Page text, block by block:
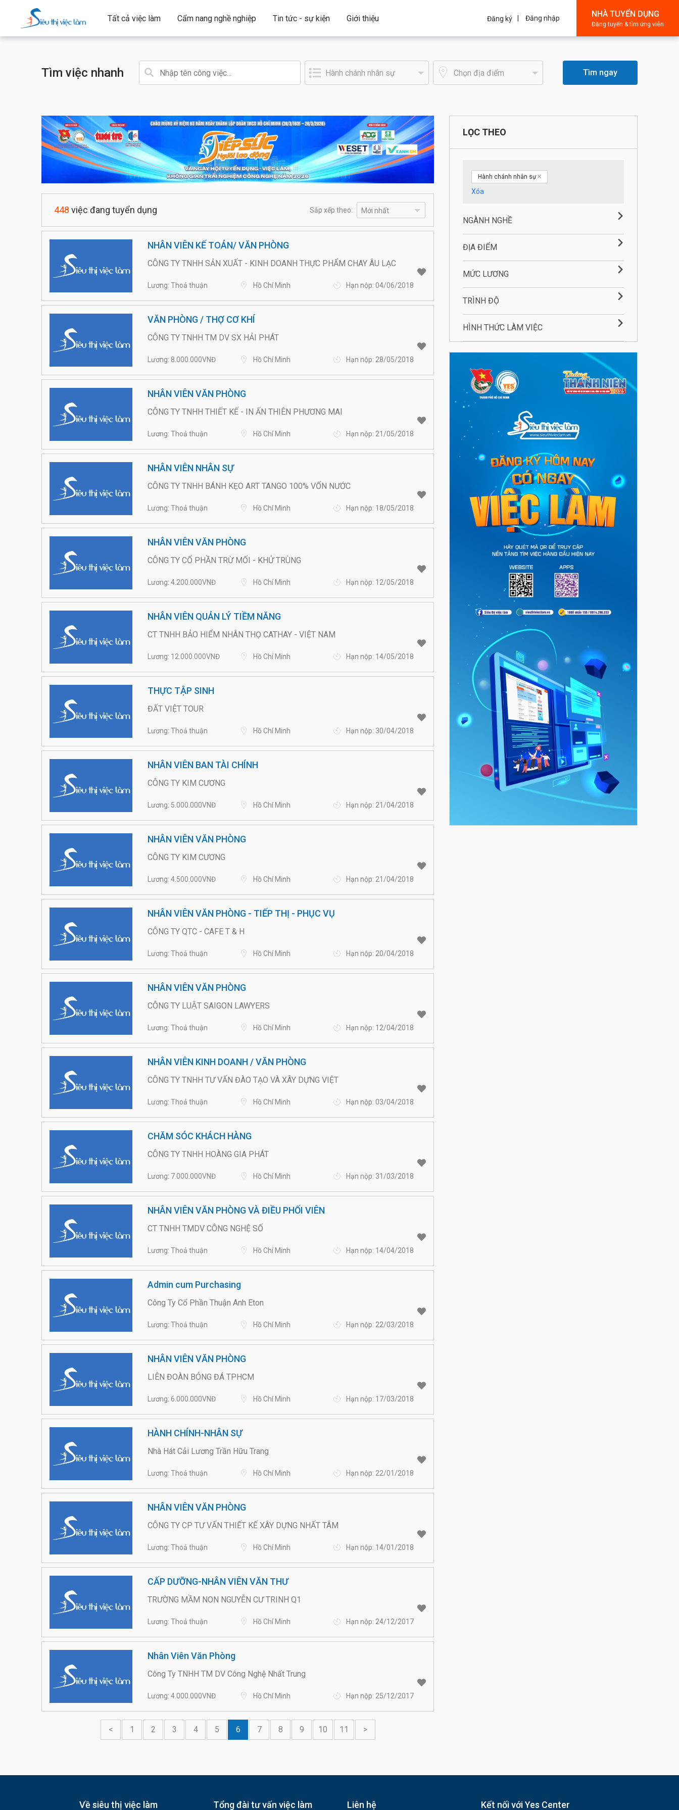
Tất cả việc làm Cẩm nang nghề nghiệp Tin tức - sự kiện Giới thiệu Đăng ký Đăng nhập NHÀ TUYỂN DỤNG
Đăng tuyển & tìm ứng viên
Tìm việc nhanh Tìm ngay
448 việc đang tuyển dụng Sắp xếp theo:
NHÂN VIÊN KẾ TOÁN/ VĂN PHÒNG
CÔNG TY TNHH SẢN XUẤT - KINH DOANH THỰC PHẨM CHAY ÂU LẠC
Lương: Thoả thuận Hồ Chí Minh Hạn nộp: 04/06/2018
VĂN PHÒNG / THỢ CƠ KHÍ
CÔNG TY TNHH TM DV SX HẢI PHÁT
Lương: 8.000.000VNĐ Hồ Chí Minh Hạn nộp: 28/05/2018
NHÂN VIÊN VĂN PHÒNG
CÔNG TY TNHH THIẾT KẾ - IN ẤN THIÊN PHƯƠNG MAI
Lương: Thoả thuận Hồ Chí Minh Hạn nộp: 21/05/2018
NHÂN VIÊN NHÂN SỰ
CÔNG TY TNHH BÁNH KẸO ART TANGO 100% VỐN NƯỚC
Lương: Thoả thuận Hồ Chí Minh Hạn nộp: 18/05/2018
NHÂN VIÊN VĂN PHÒNG
CÔNG TY CỔ PHẦN TRỪ MỐI - KHỬ TRÙNG
Lương: 4.200.000VNĐ Hồ Chí Minh Hạn nộp: 12/05/2018
NHÂN VIÊN QUẢN LÝ TIỀM NĂNG
CT TNHH BẢO HIỂM NHÂN THỌ CATHAY - VIỆT NAM
Lương: 12.000.000VNĐ Hồ Chí Minh Hạn nộp: 14/05/2018
THỰC TẬP SINH
ĐẤT VIỆT TOUR
Lương: Thoả thuận Hồ Chí Minh Hạn nộp: 30/04/2018
NHÂN VIÊN BAN TÀI CHÍNH
CÔNG TY KIM CƯƠNG
Lương: 5.000.000VNĐ Hồ Chí Minh Hạn nộp: 21/04/2018
NHÂN VIÊN VĂN PHÒNG
CÔNG TY KIM CƯƠNG
Lương: 4.500.000VNĐ Hồ Chí Minh Hạn nộp: 21/04/2018
NHÂN VIÊN VĂN PHÒNG - TIẾP THỊ - PHỤC VỤ
CÔNG TY QTC - CAFE T & H
Lương: Thoả thuận Hồ Chí Minh Hạn nộp: 20/04/2018
NHÂN VIÊN VĂN PHÒNG
CÔNG TY LUẬT SAIGON LAWYERS
Lương: Thoả thuận Hồ Chí Minh Hạn nộp: 12/04/2018
NHÂN VIÊN KINH DOANH / VĂN PHÒNG
CÔNG TY TNHH TƯ VẤN ĐÀO TẠO VÀ XÂY DỰNG VIỆT
Lương: Thoả thuận Hồ Chí Minh Hạn nộp: 03/04/2018
CHĂM SÓC KHÁCH HÀNG
CÔNG TY TNHH HOÀNG GIA PHÁT
Lương: 7.000.000VNĐ Hồ Chí Minh Hạn nộp: 31/03/2018
NHÂN VIÊN VĂN PHÒNG VÀ ĐIỀU PHỐI VIÊN
CT TNHH TMDV CÔNG NGHỆ SỐ
Lương: Thoả thuận Hồ Chí Minh Hạn nộp: 14/04/2018
Admin cum Purchasing
Công Ty Cổ Phần Thuận Anh Eton
Lương: Thoả thuận Hồ Chí Minh Hạn nộp: 22/03/2018
NHÂN VIÊN VĂN PHÒNG
LIÊN ĐOÀN BÓNG ĐÁ TPHCM
Lương: 6.000.000VNĐ Hồ Chí Minh Hạn nộp: 17/03/2018
HÀNH CHÍNH-NHÂN SỰ
Nhà Hát Cải Lương Trần Hữu Trang
Lương: Thoả thuận Hồ Chí Minh Hạn nộp: 22/01/2018
NHÂN VIÊN VĂN PHÒNG
CÔNG TY CP TƯ VẤN THIẾT KẾ XÂY DỰNG NHẤT TÂM
Lương: Thoả thuận Hồ Chí Minh Hạn nộp: 14/01/2018
CẤP DƯỠNG-NHÂN VIÊN VĂN THƯ
TRƯỜNG MẦM NON NGUYỄN CƯ TRINH Q1
Lương: Thoả thuận Hồ Chí Minh Hạn nộp: 24/12/2017
Nhân Viên Văn Phòng
Công Ty TNHH TM DV Công Nghệ Nhất Trung
Lương: 4.000.000VNĐ Hồ Chí Minh Hạn nộp: 25/12/2017
< 1 2 3 4 5 6 7 8 9 10 11 >
LỌC THEO
Hành chánh nhân sự
Xóa
NGÀNH NGHỀ
ĐỊA ĐIỂM
MỨC LƯƠNG
TRÌNH ĐỘ
HÌNH THỨC LÀM VIỆC
Về siêu thị việc làm Tổng đài tư vấn việc làm Liên hệ Kết nối với Yes Center